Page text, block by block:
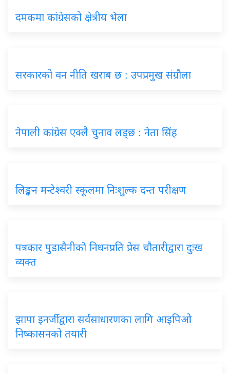
दमकमा कांग्रेसको क्षेत्रीय भेला
सरकारको वन नीति खराब छ : उपप्रमुख संग्रौला
नेपाली कांग्रेस एक्लै चुनाव लड्छ : नेता सिंह
लिङ्कन मन्टेश्वरी स्कूलमा निःशुल्क दन्त परीक्षण
पत्रकार पुडासैनीकाे निधनप्रति प्रेस चौतारीद्वारा दुःख
व्यक्त
झापा इनर्जीद्वारा सर्वसाधारणका लागि आइपिओ
निष्कासनको तयारी